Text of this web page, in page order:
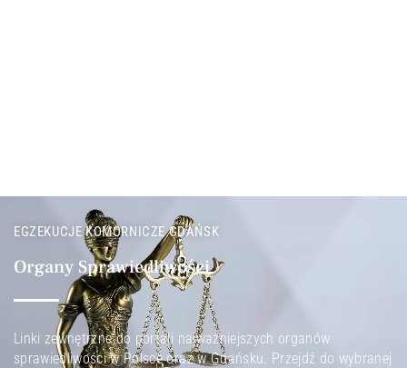
EGZEKUCJE KOMORNICZE GDAŃSK
Organy Sprawiedliwości
Linki zewnętrzne do portali najważniejszych organów
sprawiedliwości w Polsce oraz w Gdańsku. Przejdź do wybranej